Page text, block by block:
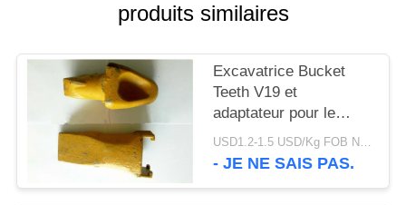
PRIVACY
POLICY
produits similaires
Excavatrice Bucket
Teeth V19 et
adaptateur pour le
travail de forage d'huile
et de mer
USD1.2-1.5 USD/Kg FOB Ningbo MOQ:2 tonnes
- JE NE SAIS PAS.